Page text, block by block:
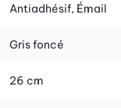
facilement.
Antiadhésif, Émail
Gris foncé
26 cm